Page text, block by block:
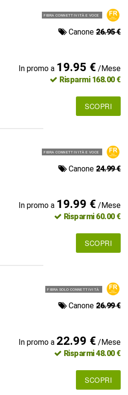
FIBRA CONNETTIVITÀ E VOCE
Canone26.95 €
In promo a 19.95 €/Mese
Risparmi 168.00 €
SCOPRI
FIBRA CONNETTIVITÀ E VOCE
Canone24.99 €
In promo a 19.99 €/Mese
Risparmi 60.00 €
SCOPRI
FIBRA SOLO CONNETTIVITÀ
Canone26.99 €
In promo a 22.99 €/Mese
Risparmi 48.00 €
SCOPRI